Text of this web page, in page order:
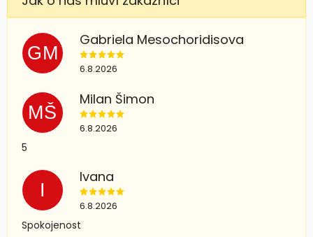
GM
Gabriela Mesochoridisova
6.8.2026
MŠ
Milan Šimon
6.8.2026
5
I
Ivana
6.8.2026
Spokojenost